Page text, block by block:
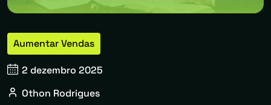
Aumentar Vendas
2 dezembro 2025
Othon Rodrigues